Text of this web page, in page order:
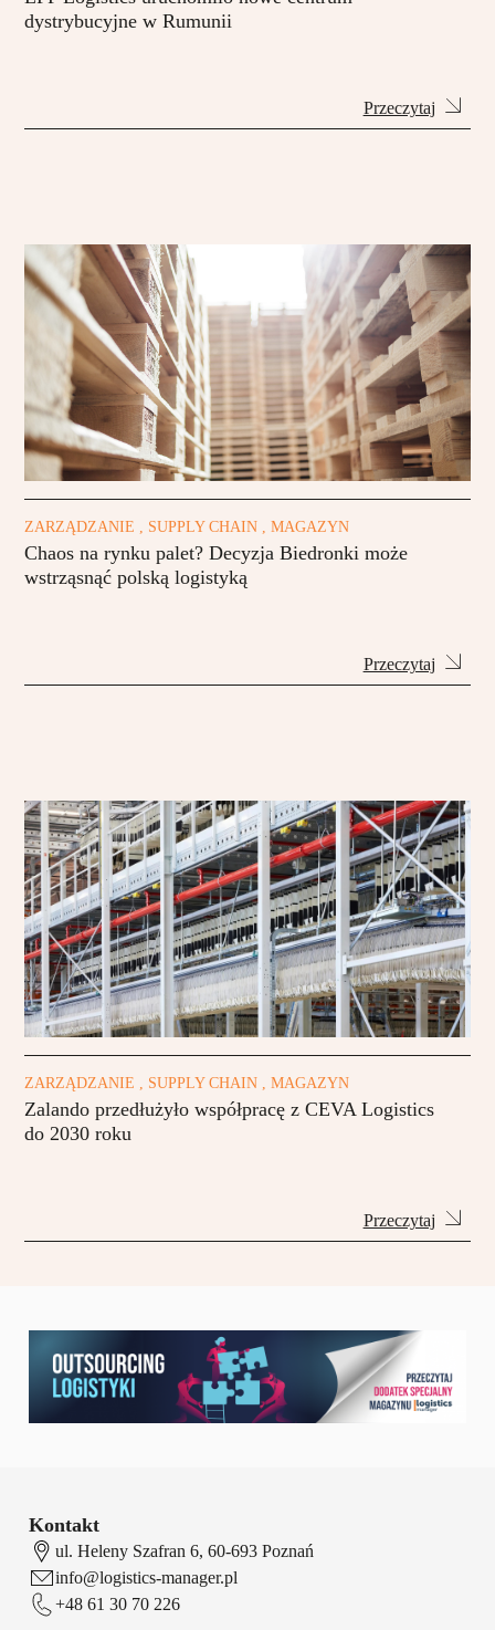
dystrybucyjne w Rumunii
Przeczytaj
ZARZĄDZANIE , SUPPLY CHAIN , MAGAZYN
Chaos na rynku palet? Decyzja Biedronki może
wstrząsnąć polską logistyką
Przeczytaj
ZARZĄDZANIE , SUPPLY CHAIN , MAGAZYN
Zalando przedłużyło współpracę z CEVA Logistics
do 2030 roku
Przeczytaj
Kontakt
ul. Heleny Szafran 6, 60-693 Poznań
info@logistics-manager.pl
+48 61 30 70 226